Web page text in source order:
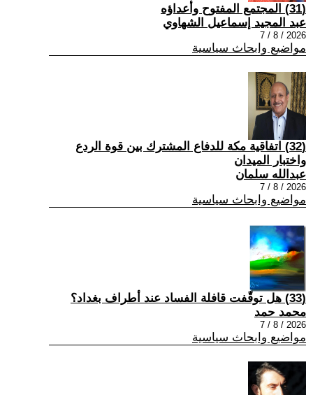
(31) المجتمع المفتوح وأعداؤه
عبد المجيد إسماعيل الشهاوي
2026 / 8 / 7
مواضيع وابحاث سياسية
(32) اتفاقية مكة للدفاع المشترك بين قوة الردع
واختبار الميدان
عبدالله سلمان
2026 / 8 / 7
مواضيع وابحاث سياسية
(33) هل توقّفت قافلة الفساد عند أطراف بغداد؟
محمد حمد
2026 / 8 / 7
مواضيع وابحاث سياسية